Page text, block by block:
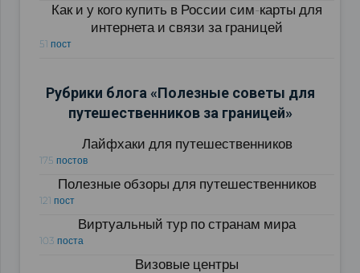
Как и у кого купить в России сим-карты для
интернета и связи за границей
51 пост
Рубрики блога «Полезные советы для
путешественников за границей»
Лайфхаки для путешественников
175 постов
Полезные обзоры для путешественников
121 пост
Виртуальный тур по странам мира
103 поста
Визовые центры